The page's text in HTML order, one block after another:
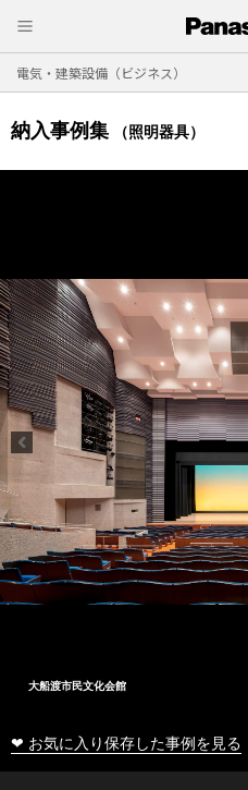
電気・建築設備（ビジネス）
納入事例集 （照明器具）
大船渡市民文化会館
❤ お気に入り保存した事例を見る